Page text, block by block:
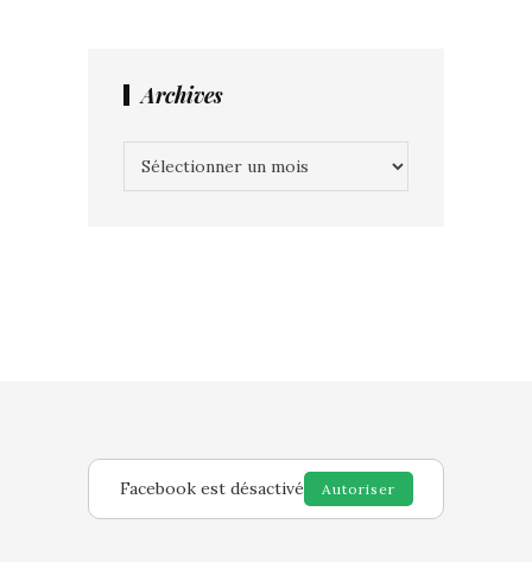
Archives
Facebook est désactivé Autoriser